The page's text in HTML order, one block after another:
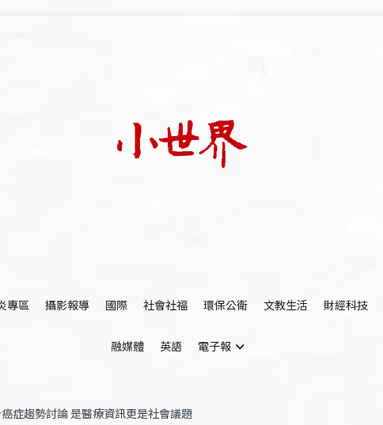
專區
攝影報導 國際 社會社福 環保公衛 文教生活 財經科技
融媒體 英語 電子報
症趨勢討論 是醫療資訊更是社會議題